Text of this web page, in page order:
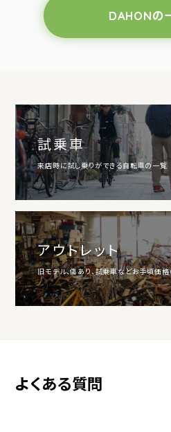
DAHONの
試乗車
来店時に試し乗りができる自転車の一覧
アウトレット
旧モデル、傷あり、試乗車などお手頃価
よくある質問